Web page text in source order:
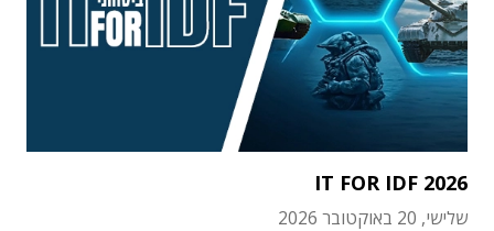
IT FOR IDF 2026
שלישי, 20 באוקטובר 2026